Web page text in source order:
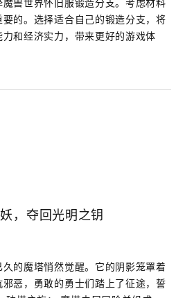
的。选择适合自己的锻造分支，将
和经济实力，带来更好的游戏体
，夺回光明之钥
的魔塔悄然觉醒。它的阴影笼罩着
恶，勇敢的勇士们踏上了征途，誓